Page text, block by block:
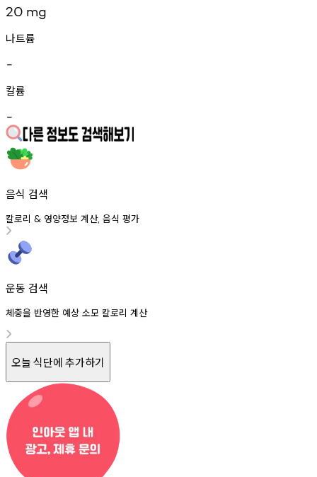
20 mg
나트륨
-
칼륨
-
음식 검색
칼로리 & 영양정보 계산, 음식 평가
운동 검색
체중을 반영한 예상 소모 칼로리 계산
오늘 식단에 추가하기